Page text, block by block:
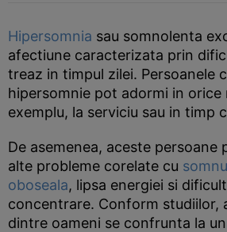
Hipersomnia sau somnolenta
afectiune caracterizata prin
treaz in timpul zilei. Persoanele
hipersomnie pot adormi in orice
exemplu, la serviciu sau in timp
De asemenea, aceste persoane
alte probleme corelate cu
oboseala, lipsa energiei si
concentrare. Conform studiilor,
dintre oameni se confrunta la